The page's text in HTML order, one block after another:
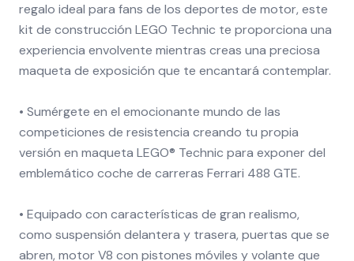
regalo ideal para fans de los deportes de motor, este
kit de construcción LEGO Technic te proporciona una
experiencia envolvente mientras creas una preciosa
maqueta de exposición que te encantará contemplar.
• Sumérgete en el emocionante mundo de las
competiciones de resistencia creando tu propia
versión en maqueta LEGO® Technic para exponer del
emblemático coche de carreras Ferrari 488 GTE.
• Equipado con características de gran realismo,
como suspensión delantera y trasera, puertas que se
abren, motor V8 con pistones móviles y volante que